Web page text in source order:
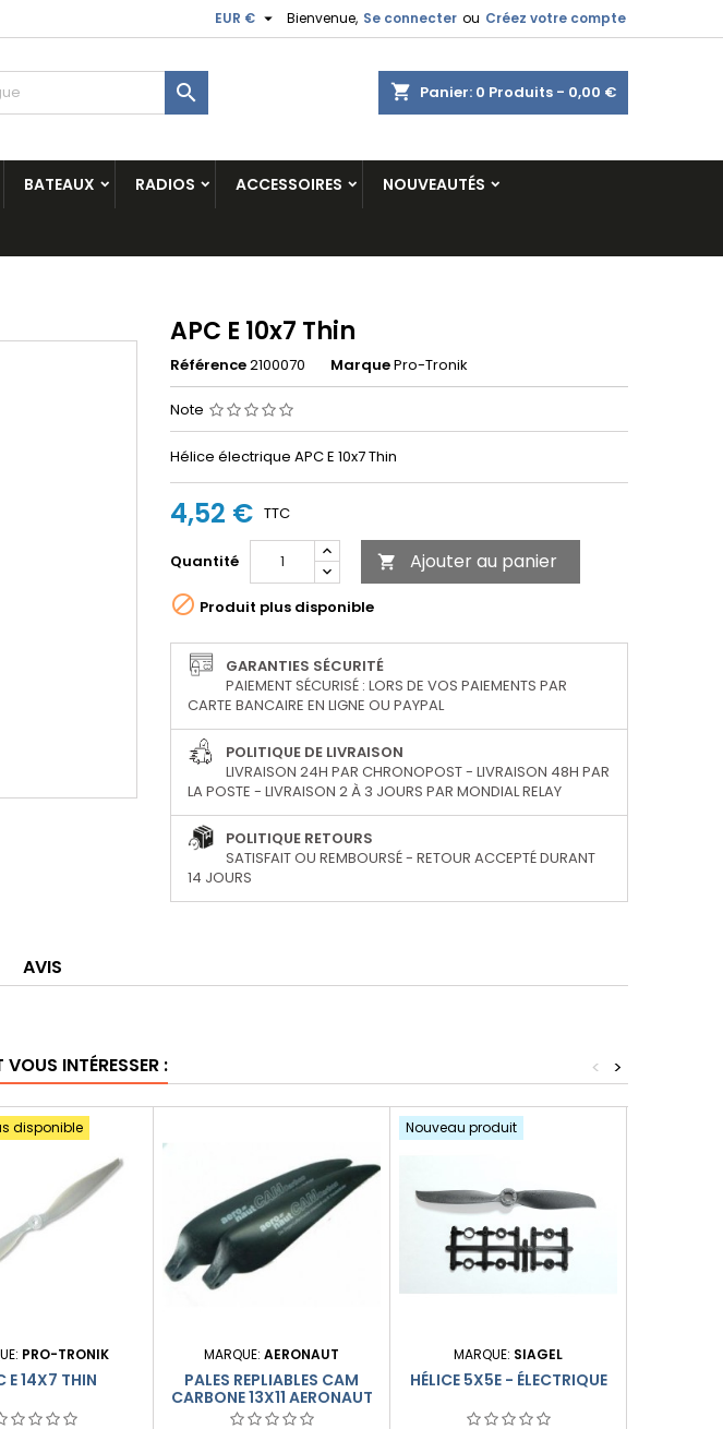
Bienvenue, Se connecter ou Créez votre compte
EUR € 
shopping_cart Panier: 0 Produits - 0,00 €

BATEAUX RADIOS ACCESSOIRES NOUVEAUTÉS
APC E 10x7 Thin
Référence2100070 MarquePro-Tronik
Note
Hélice électrique APC E 10x7 Thin
4,52 € TTC
Quantité  Ajouter au panier
 Produit plus disponible
GARANTIES SÉCURITÉ
PAIEMENT SÉCURISÉ : LORS DE VOS PAIEMENTS PAR
CARTE BANCAIRE EN LIGNE OU PAYPAL
POLITIQUE DE LIVRAISON
LIVRAISON 24H PAR CHRONOPOST - LIVRAISON 48H PAR
LA POSTE - LIVRAISON 2 À 3 JOURS PAR MONDIAL RELAY
POLITIQUE RETOURS
SATISFAIT OU REMBOURSÉ - RETOUR ACCEPTÉ DURANT
14 JOURS
AVIS
INTÉRESSER : >
<
disponible
PRO-TRONIK
E 14X7 THIN
MARQUE: AERONAUT
PALES REPLIABLES CAM
CARBONE 13X11 AERONAUT
Nouveau produit
MARQUE: SIAGEL
HÉLICE 5X5E - ÉLECTRIQUE